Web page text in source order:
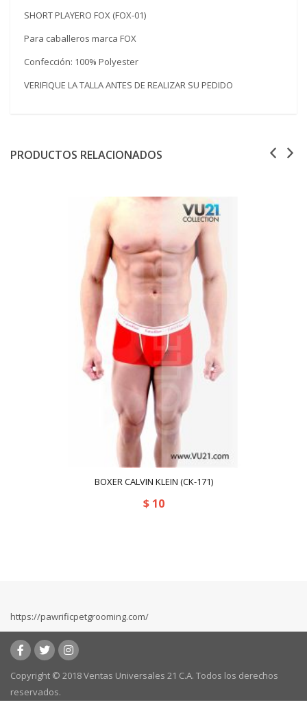
SHORT PLAYERO FOX (FOX-01)
Para caballeros marca FOX
Confección: 100% Polyester
VERIFIQUE LA TALLA ANTES DE REALIZAR SU PEDIDO
PRODUCTOS RELACIONADOS
BOXER CALVIN KLEIN (CK-171)
$10
https://pawrificpetgrooming.com/
Copyright © 2018 Ventas Universales 21 C.A. Todos los derechos
reservados.